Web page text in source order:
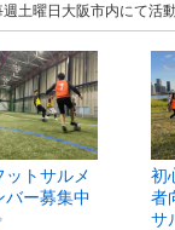
週土曜日大阪市内にて活
ットサルメ
バー募集中
初
者
サ